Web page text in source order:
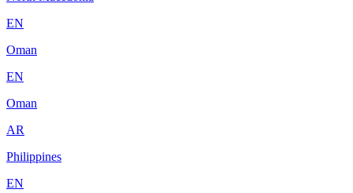
EN
Oman
EN
Oman
AR
Philippines
EN